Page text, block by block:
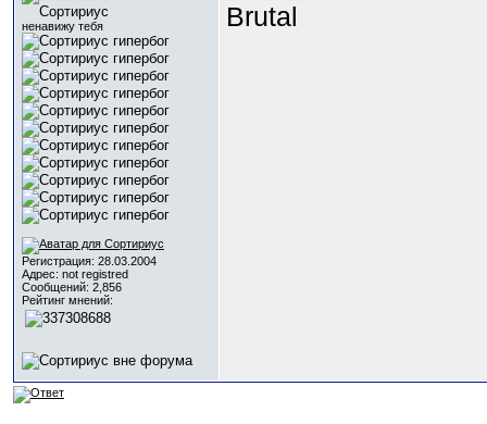
ненавижу тебя
Регистрация: 28.03.2004
Адрес: not registred
Сообщений: 2,856
Рейтинг мнений:
Brutal